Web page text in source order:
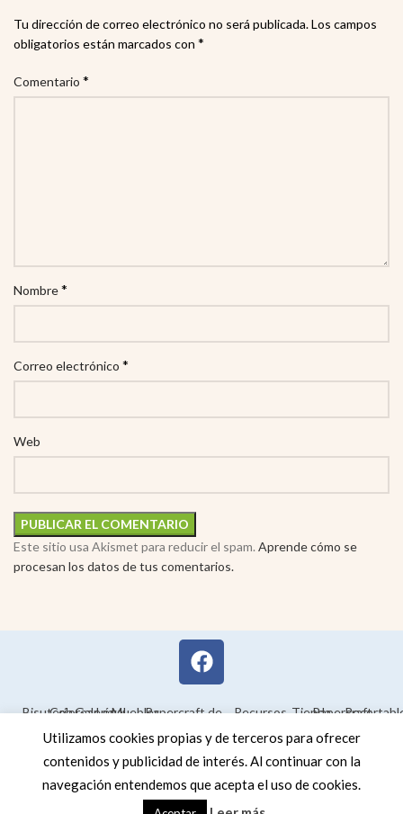
Tu dirección de correo electrónico no será publicada.Los campos
obligatorios están marcados con *
Comentario *
Nombre*
Correo electrónico *
Web
Este sitio usa Akismet para reducir el spam. Aprende cómo se
procesan los datos de tus comentarios.
BisuteríaColorear
Galería
LegalMueblesPapercraft de
Maquetas en
Recursos
educativos
TiendaPapercraft
Utilizamos cookies propias y de terceros para ofrecer
contenidos y publicidad de interés. Al continuar con la
navegación entendemos que acepta el uso de cookies.